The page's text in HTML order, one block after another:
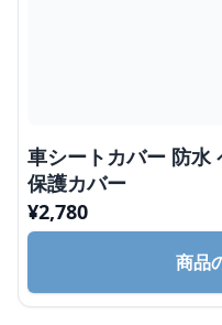
車シートカバー 防水
保護カバー
¥2,780
商品